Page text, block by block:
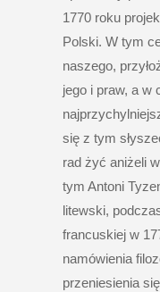
1770 roku
Polski. W tym
naszego,
jego i praw, a w
się z tym
rad żyć aniżeli
tym Antoni
litewski,
francuskiej w
namówienia
przeniesienia